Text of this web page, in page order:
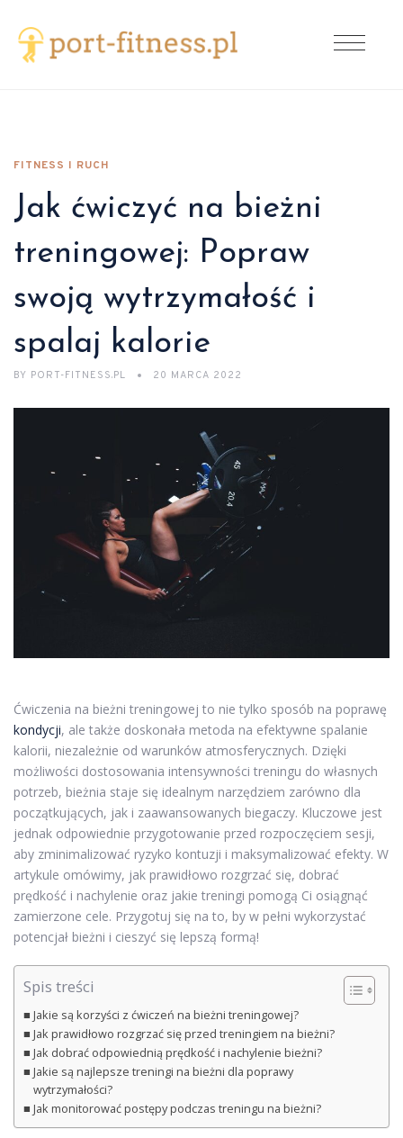
FITNESS I RUCH
Jak ćwiczyć na bieżni
treningowej: Popraw
swoją wytrzymałość i
spalaj kalorie
BY PORT-FITNESS.PL 20 MARCA 2022
Ćwiczenia na bieżni treningowej to nie tylko sposób na poprawę
kondycji, ale także doskonała metoda na efektywne spalanie
kalorii, niezależnie od warunków atmosferycznych. Dzięki
możliwości dostosowania intensywności treningu do własnych
potrzeb, bieżnia staje się idealnym narzędziem zarówno dla
początkujących, jak i zaawansowanych biegaczy. Kluczowe jest
jednak odpowiednie przygotowanie przed rozpoczęciem sesji,
aby zminimalizować ryzyko kontuzji i maksymalizować efekty. W
artykule omówimy, jak prawidłowo rozgrzać się, dobrać
prędkość i nachylenie oraz jakie treningi pomogą Ci osiągnąć
zamierzone cele. Przygotuj się na to, by w pełni wykorzystać
potencjał bieżni i cieszyć się lepszą formą!
Spis treści
Jakie są korzyści z ćwiczeń na bieżni treningowej?
Jak prawidłowo rozgrzać się przed treningiem na bieżni?
Jak dobrać odpowiednią prędkość i nachylenie bieżni?
Jakie są najlepsze treningi na bieżni dla poprawy
wytrzymałości?
Jak monitorować postępy podczas treningu na bieżni?